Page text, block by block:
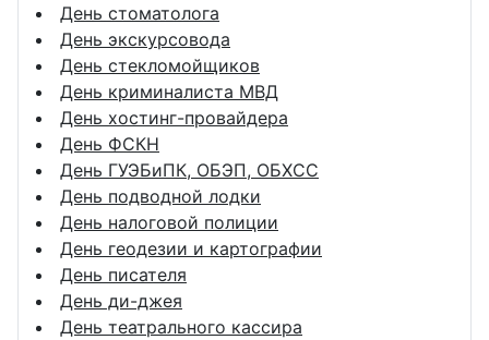
День стоматолога
День экскурсовода
День стекломойщиков
День криминалиста МВД
День хостинг-провайдера
День ФСКН
День ГУЭБиПК, ОБЭП, ОБХСС
День подводной лодки
День налоговой полиции
День геодезии и картографии
День писателя
День ди-джея
День театрального кассира